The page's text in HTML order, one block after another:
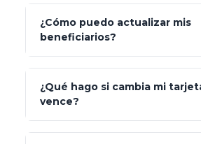
"Mis Pólizas" >
¿Cómo puedo actualizar mis
beneficiarios?
¿Qué hago si cambia mi
vence?